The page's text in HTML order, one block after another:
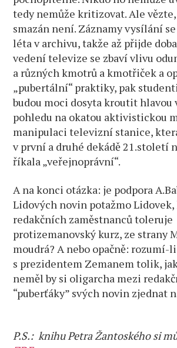
tedy nemůže kritizovat. Ale
smazán není. Záznamy vysílání
léta v archivu, takže až přijde
vedení televize se zbaví vlivu
a různých kmotrů a kmotřiček a
„pubertální“ praktiky, pak
budou moci dosyta kroutit hlavou
pohledu na okatou aktivistickou
manipulaci televizní stanice,
v první a druhé dekádě 21.století
říkala „veřejnoprávní“.
A na konci otázka: je podpora
Lidových novin potažmo Lidovek,
redakčních zaměstnanců toleruje
protizemanovský kurz, ze strany
moudrá? A nebo opačně: rozumí-
s prezidentem Zemanem tolik,
neměl by si oligarcha mezi
“puberťáky” svých novin zjednat
P.S.: knihu Petra Žantoského si